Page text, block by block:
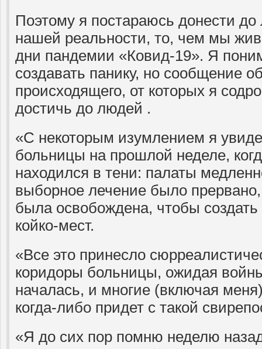
Поэтому я постараюсь донести
нашей реальности, то, чем мы
дни пандемии «Ковид-19». Я
создавать панику, но сообщение
происходящего, от которых я
достичь до людей .
«С некоторым изумлением я
больницы на прошлой неделе,
находился в тени: палаты
выборное лечение было
была освобождена, чтобы
койко-мест.
«Все это принесло
коридоры больницы, ожидая
началась, и многие (включая
когда-либо придет с такой
«Я до сих пор помню неделю